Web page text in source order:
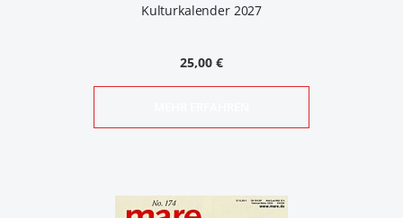
Kulturkalender 2027
25,00 €